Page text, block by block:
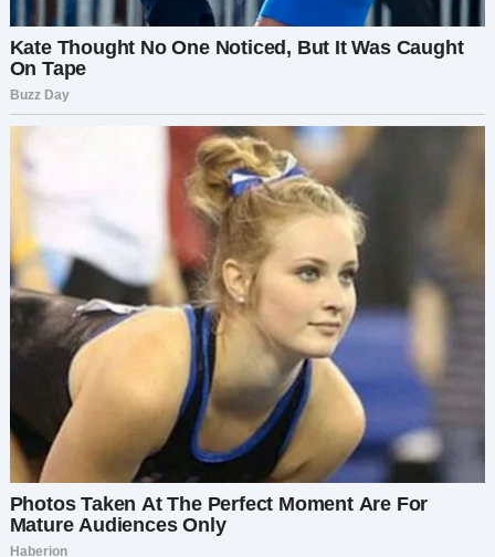
знаешь, не люблю беспорядок.
Она ахнула:
— Эти баночки стоили больше, чем вся твоя
кухня!
Я прищурилась:
— Тогда, может, не стоило обращаться с моей
кухней, как со складом секонд-хенда.
Она открыла рот, но ничего не сказала. Только
топталась взад-вперёд, как раненый зверь. Тут
в комнату вошёл мой сын — и замер посреди
бури, явно сожалея обо всех своих жизненных
решениях.
— Подождите, — сказал он, вскинув руки. — Что
вообще происходит?
— Твоя мать залезла в мои вещи, в мою